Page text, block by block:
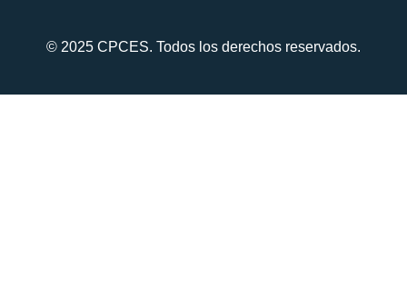
© 2025 CPCES. Todos los derechos reservados.